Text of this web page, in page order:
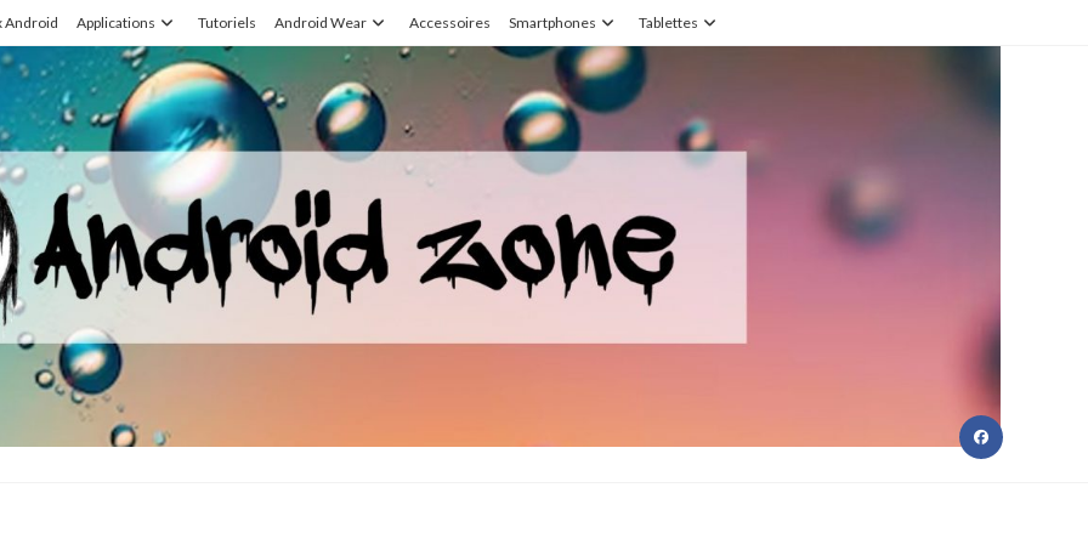
Android Applications Tutoriels Android Wear Accessoires Smartphones Tablettes